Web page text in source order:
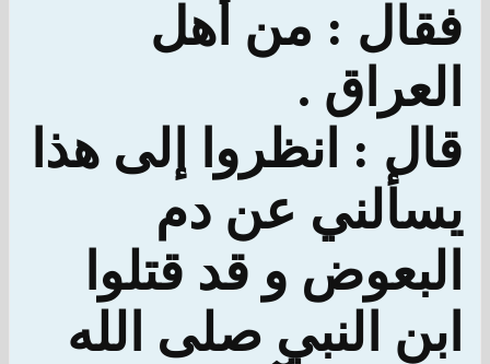
فقال : من أهل
العراق .
قال : انظروا إلى هذا
يسألني عن دم
البعوض و قد قتلوا
ابن النبي صلى الله